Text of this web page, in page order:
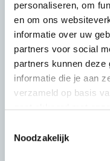
personaliseren, om
en om ons
informatie over uw
partners voor social
partners kunnen deze
informatie die je aan
verzameld op basis
gaat akkoord met
Noodzakelijk
Constructief
Druksterkte en